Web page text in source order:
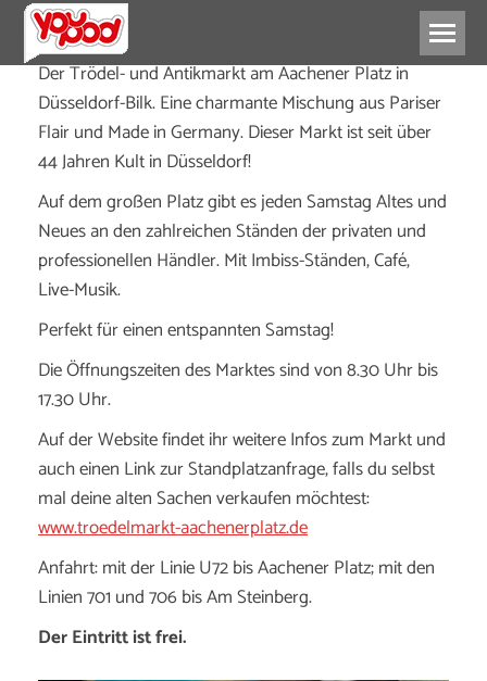
Der Trödel- und Antikmarkt am Aachener Platz in
Düsseldorf-Bilk. Eine charmante Mischung aus Pariser
Flair und Made in Germany. Dieser Markt ist seit über
44 Jahren Kult in Düsseldorf!
Auf dem großen Platz gibt es jeden Samstag Altes und
Neues an den zahlreichen Ständen der privaten und
professionellen Händler. Mit Imbiss-Ständen, Café,
Live-Musik.
Perfekt für einen entspannten Samstag!
Die Öffnungszeiten des Marktes sind von 8.30 Uhr bis
17.30 Uhr.
Auf der Website findet ihr weitere Infos zum Markt und
auch einen Link zur Standplatzanfrage, falls du selbst
mal deine alten Sachen verkaufen möchtest:
www.troedelmarkt-aachenerplatz.de
Anfahrt: mit der Linie U72 bis Aachener Platz; mit den
Linien 701 und 706 bis Am Steinberg.
Der Eintritt ist frei.